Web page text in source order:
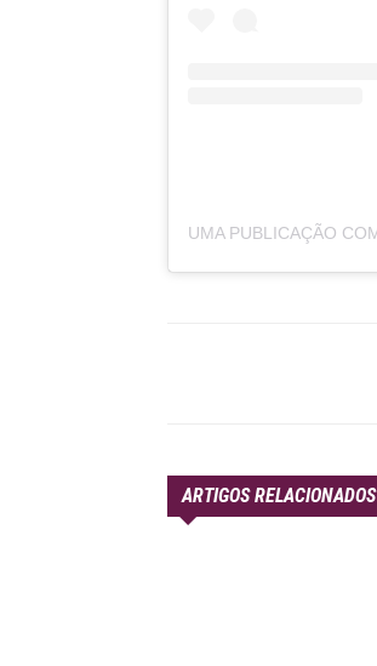
ARTIGOS RELACIONADOS